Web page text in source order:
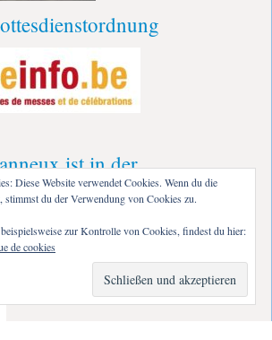
ist in der…
Diese Website verwendet Cookies. Wenn du die
stimmst du der Verwendung von Cookies zu.
zur Kontrolle von Cookies, findest du hier:
de cookies